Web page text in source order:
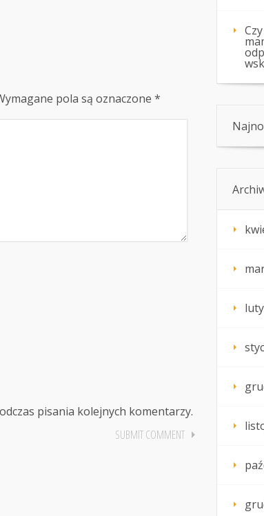
pola są oznaczone *
pisania kolejnych komentarzy.